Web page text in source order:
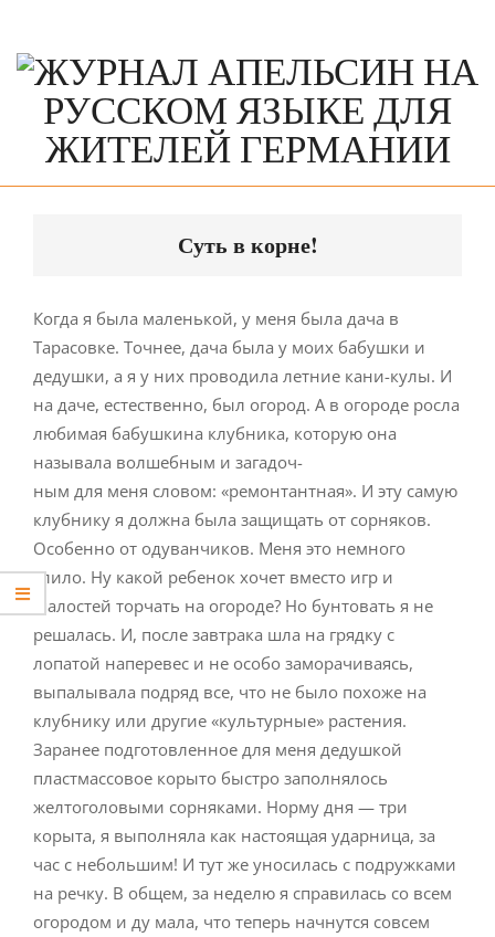
content
Суть в корне!
Когда я была маленькой, у меня была дача в
Тарасовке. Точнее, дача была у моих бабушки и
дедушки, а я у них проводила летние кани-кулы. И
на даче, естественно, был огород. А в огороде росла
любимая бабушкина клубника, которую она
называла волшебным и загадоч-
ным для меня словом: «ремонтантная». И эту самую
клубнику я должна была защищать от сорняков.
Особенно от одуванчиков. Меня это немного
злило. Ну какой ребенок хочет вместо игр и
шалостей торчать на огороде? Но бунтовать я не
решалась. И, после завтрака шла на грядку с
лопатой наперевес и не особо заморачиваясь,
выпалывала подряд все, что не было похоже на
клубнику или другие «культурные» растения.
Заранее подготовленное для меня дедушкой
пластмассовое корыто быстро заполнялось
желтоголовыми сорняками. Норму дня — три
корыта, я выполняла как настоящая ударница, за
час с небольшим! И тут же уносилась с подружками
на речку. В общем, за неделю я справилась со всем
огородом и ду мала, что теперь начнутся совсем